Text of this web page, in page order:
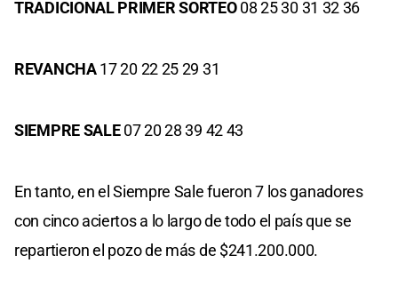
TRADICIONAL PRIMER SORTEO08 25 30 31 32 36
REVANCHA17 20 22 25 29 31
SIEMPRE SALE07 20 28 39 42 43
En tanto, en el Siempre Sale fueron 7 los ganadores
con cinco aciertos a lo largo de todo el país que se
repartieron el pozo de más de $241.200.000.